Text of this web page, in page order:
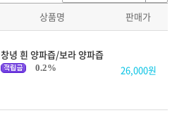
상품명 판매가
창녕 흰 양파즙/보라 양파즙
0.2% 26,000원